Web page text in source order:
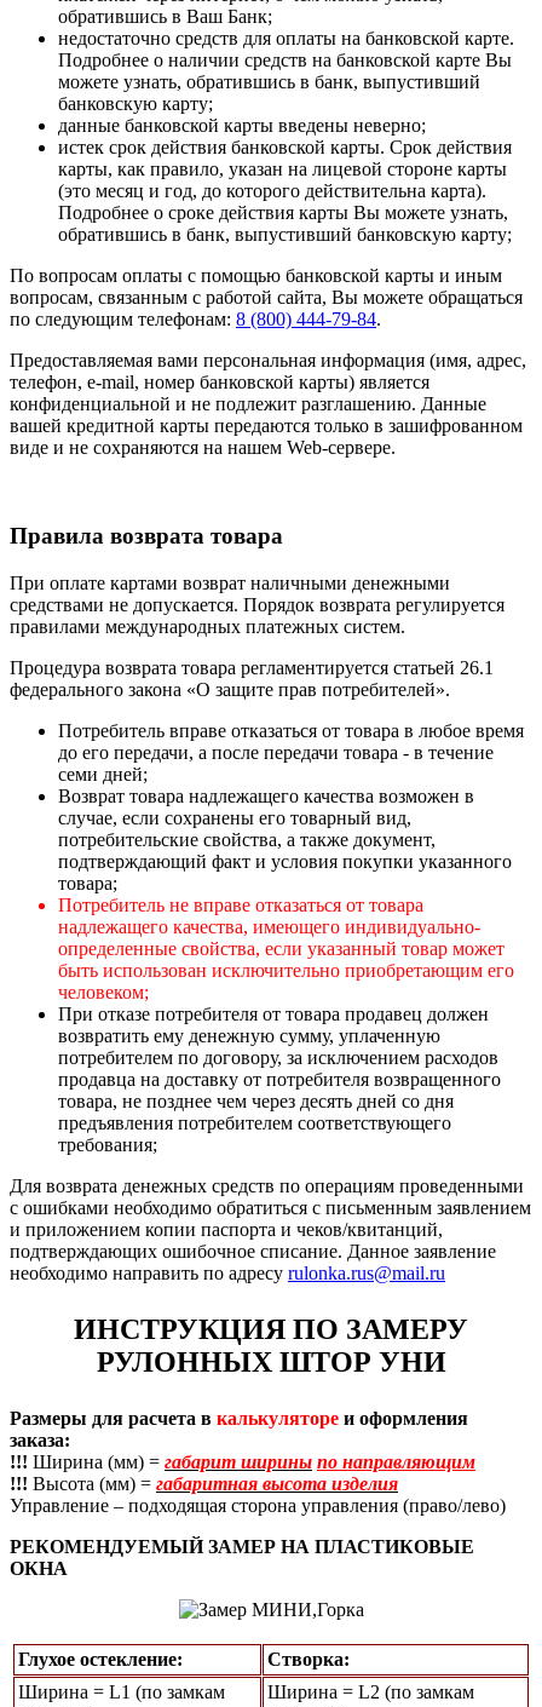
обратившись в Ваш Банк;
недостаточно средств для оплаты на банковской карте.
Подробнее о наличии средств на банковской карте Вы
можете узнать, обратившись в банк, выпустивший
банковскую карту;
данные банковской карты введены неверно;
истек срок действия банковской карты. Срок действия
карты, как правило, указан на лицевой стороне карты
(это месяц и год, до которого действительна карта).
Подробнее о сроке действия карты Вы можете узнать,
обратившись в банк, выпустивший банковскую карту;
По вопросам оплаты с помощью банковской карты и иным
вопросам, связанным с работой сайта, Вы можете обращаться
по следующим телефонам: 8 (800) 444-79-84.
Предоставляемая вами персональная информация (имя, адрес,
телефон, e-mail, номер банковской карты) является
конфиденциальной и не подлежит разглашению. Данные
вашей кредитной карты передаются только в зашифрованном
виде и не сохраняются на нашем Web-сервере.
Правила возврата товара
При оплате картами возврат наличными денежными
средствами не допускается. Порядок возврата регулируется
правилами международных платежных систем.
Процедура возврата товара регламентируется статьей 26.1
федерального закона «О защите прав потребителей».
Потребитель вправе отказаться от товара в любое время
до его передачи, а после передачи товара - в течение
семи дней;
Возврат товара надлежащего качества возможен в
случае, если сохранены его товарный вид,
потребительские свойства, а также документ,
подтверждающий факт и условия покупки указанного
товара;
Потребитель не вправе отказаться от товара
надлежащего качества, имеющего индивидуально-
определенные свойства, если указанный товар может
быть использован исключительно приобретающим его
человеком;
При отказе потребителя от товара продавец должен
возвратить ему денежную сумму, уплаченную
потребителем по договору, за исключением расходов
продавца на доставку от потребителя возвращенного
товара, не позднее чем через десять дней со дня
предъявления потребителем соответствующего
требования;
Для возврата денежных средств по операциям проведенными
с ошибками необходимо обратиться с письменным заявлением
и приложением копии паспорта и чеков/квитанций,
подтверждающих ошибочное списание. Данное заявление
необходимо направить по адресу rulonka.rus@mail.ru
ИНСТРУКЦИЯ ПО ЗАМЕРУ
РУЛОННЫХ ШТОР УНИ
Размеры для расчета в калькуляторе и оформления
заказа:
!!! Ширина (мм) = габарит ширины по направляющим
!!! Высота (мм) = габаритная высота изделия
Управление – подходящая сторона управления (право/лево)
РЕКОМЕНДУЕМЫЙ ЗАМЕР НА ПЛАСТИКОВЫЕ
ОКНА
Глухое остекление:
Створка:
Ширина = L1 (по замкам
Ширина = L2 (по замкам